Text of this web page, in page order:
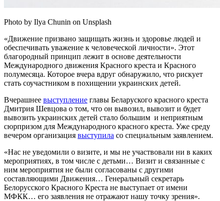
Photo by Ilya Chunin on Unsplash
«Движение призвано защищать жизнь и здоровье людей и
обеспечивать уважение к человеческой личности». Этот
благородный принцип лежит в основе деятельности
Международного движения Красного креста и Красного
полумесяца. Которое вчера вдруг обнаружило, что рискует
стать соучастником в похищении украинских детей.
Вчерашнее выступление главы Беларуского красного креста
Дмитрия Шевцова о том, что он вывозил, вывозит и будет
вывозить украинских детей стало большим и неприятным
сюрпризом для Международного красного креста. Уже среду
вечером организация выступила со специальным заявлением.
«Нас не уведомили о визите, и мы не участвовали ни в каких
мероприятиях, в том числе с детьми… Визит и связанные с
ним мероприятия не были согласованы с другими
составляющими Движения… Генеральный секретарь
Белорусского Красного Креста не выступает от имени
МФКК… его заявления не отражают нашу точку зрения».